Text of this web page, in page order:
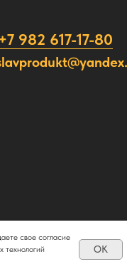
+7 982 617-17-80
свое согласие
технологий
OK